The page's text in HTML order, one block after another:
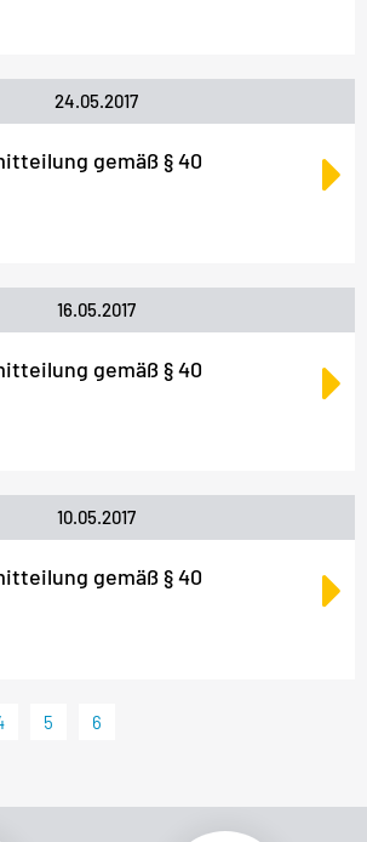
24.05.2017
gemäß § 40
16.05.2017
gemäß § 40
10.05.2017
gemäß § 40
5 6